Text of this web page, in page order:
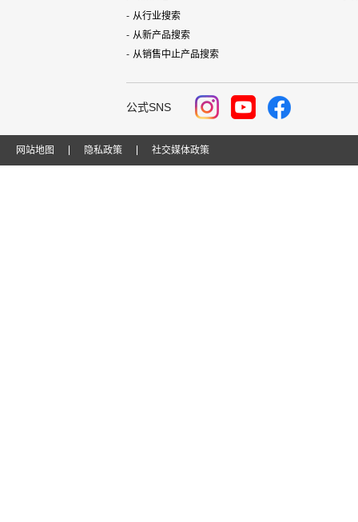
从行业搜索
从新产品搜索
从销售中止产品搜索
公式SNS
网站地图 隐私政策 社交媒体政策